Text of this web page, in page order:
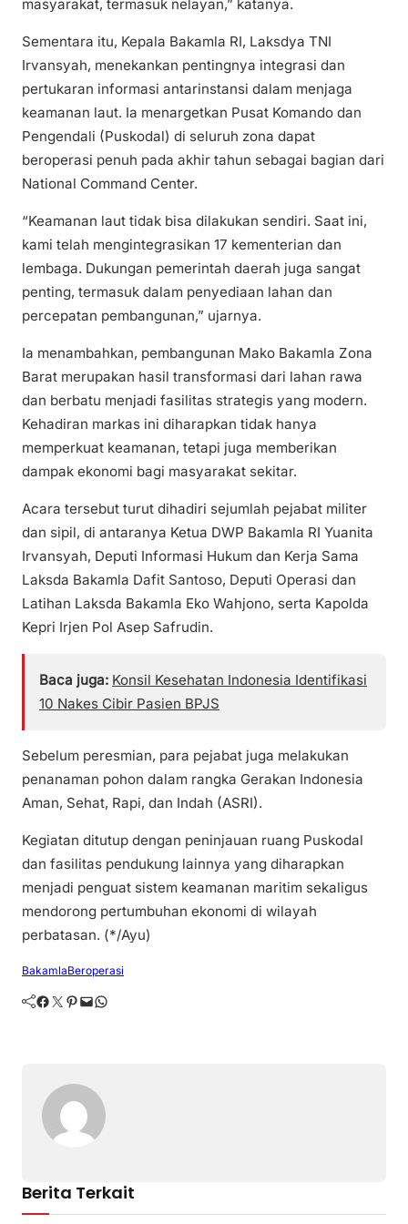
masyarakat, termasuk nelayan,” katanya.
Sementara itu, Kepala Bakamla RI, Laksdya TNI
Irvansyah, menekankan pentingnya integrasi dan
pertukaran informasi antarinstansi dalam menjaga
keamanan laut. Ia menargetkan Pusat Komando dan
Pengendali (Puskodal) di seluruh zona dapat
beroperasi penuh pada akhir tahun sebagai bagian dari
National Command Center.
“Keamanan laut tidak bisa dilakukan sendiri. Saat ini,
kami telah mengintegrasikan 17 kementerian dan
lembaga. Dukungan pemerintah daerah juga sangat
penting, termasuk dalam penyediaan lahan dan
percepatan pembangunan,” ujarnya.
Ia menambahkan, pembangunan Mako Bakamla Zona
Barat merupakan hasil transformasi dari lahan rawa
dan berbatu menjadi fasilitas strategis yang modern.
Kehadiran markas ini diharapkan tidak hanya
memperkuat keamanan, tetapi juga memberikan
dampak ekonomi bagi masyarakat sekitar.
Acara tersebut turut dihadiri sejumlah pejabat militer
dan sipil, di antaranya Ketua DWP Bakamla RI Yuanita
Irvansyah, Deputi Informasi Hukum dan Kerja Sama
Laksda Bakamla Dafit Santoso, Deputi Operasi dan
Latihan Laksda Bakamla Eko Wahjono, serta Kapolda
Kepri Irjen Pol Asep Safrudin.
Baca juga: Konsil Kesehatan Indonesia Identifikasi
10 Nakes Cibir Pasien BPJS
Sebelum peresmian, para pejabat juga melakukan
penanaman pohon dalam rangka Gerakan Indonesia
Aman, Sehat, Rapi, dan Indah (ASRI).
Kegiatan ditutup dengan peninjauan ruang Puskodal
dan fasilitas pendukung lainnya yang diharapkan
menjadi penguat sistem keamanan maritim sekaligus
mendorong pertumbuhan ekonomi di wilayah
perbatasan. (*/Ayu)
BakamlaBeroperasi
Facebook Twitter Pinterest Mail WhatsApp
Berita Terkait